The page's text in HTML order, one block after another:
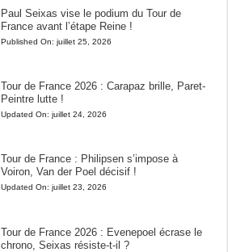
Paul Seixas vise le podium du Tour de
France avant l’étape Reine !
Published On: juillet 25, 2026
Tour de France 2026 : Carapaz brille, Paret-
Peintre lutte !
Updated On: juillet 24, 2026
Tour de France : Philipsen s’impose à
Voiron, Van der Poel décisif !
Updated On: juillet 23, 2026
Tour de France 2026 : Evenepoel écrase le
chrono, Seixas résiste-t-il ?